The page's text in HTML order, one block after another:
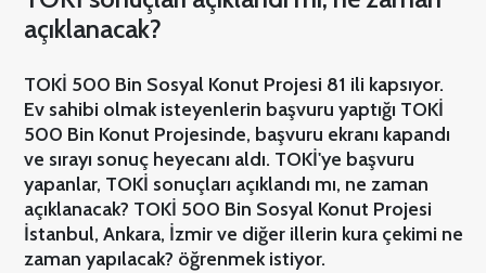
açıklanacak?
TOKİ 500 Bin Sosyal Konut Projesi 81 ili kapsıyor.
Ev sahibi olmak isteyenlerin başvuru yaptığı TOKİ
500 Bin Konut Projesinde, başvuru ekranı kapandı
ve sırayı sonuç heyecanı aldı. TOKİ'ye başvuru
yapanlar, TOKİ sonuçları açıklandı mı, ne zaman
açıklanacak? TOKİ 500 Bin Sosyal Konut Projesi
İstanbul, Ankara, İzmir ve diğer illerin kura çekimi ne
zaman yapılacak? öğrenmek istiyor.